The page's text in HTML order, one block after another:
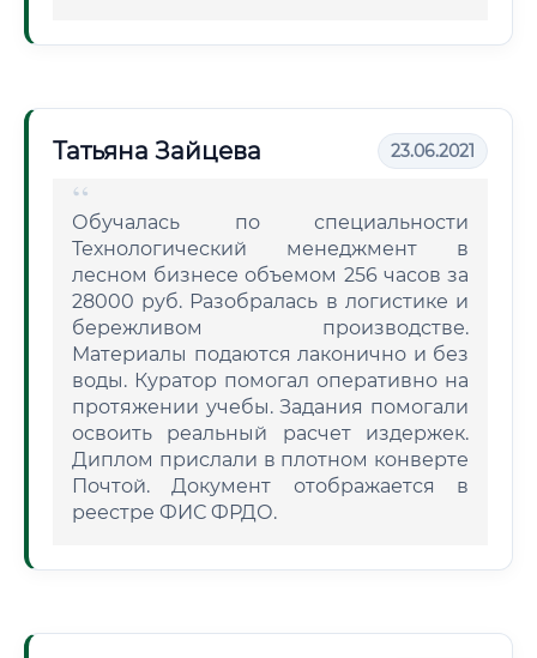
Татьяна Зайцева 23.06.2021
Обучалась по специальности
Технологический менеджмент в
лесном бизнесе объемом 256 часов за
28000 руб. Разобралась в логистике и
бережливом производстве.
Материалы подаются лаконично и без
воды. Куратор помогал оперативно на
протяжении учебы. Задания помогали
освоить реальный расчет издержек.
Диплом прислали в плотном конверте
Почтой. Документ отображается в
реестре ФИС ФРДО.